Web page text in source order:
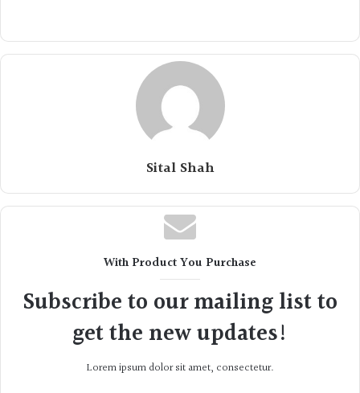
Sital Shah
With Product You Purchase
Subscribe to our mailing list to
get the new updates!
Lorem ipsum dolor sit amet, consectetur.